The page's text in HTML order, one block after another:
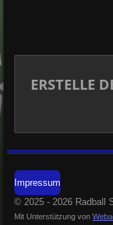
ERSTELLE
Impressum
© 2025 - 2026 Radball
Mit Unterstützung von